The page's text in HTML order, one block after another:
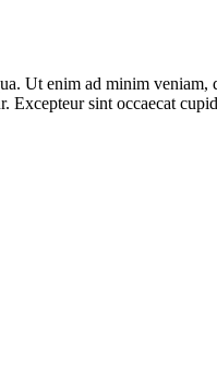
Ut enim ad minim
sint occaecat